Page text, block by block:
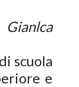
scuola
e